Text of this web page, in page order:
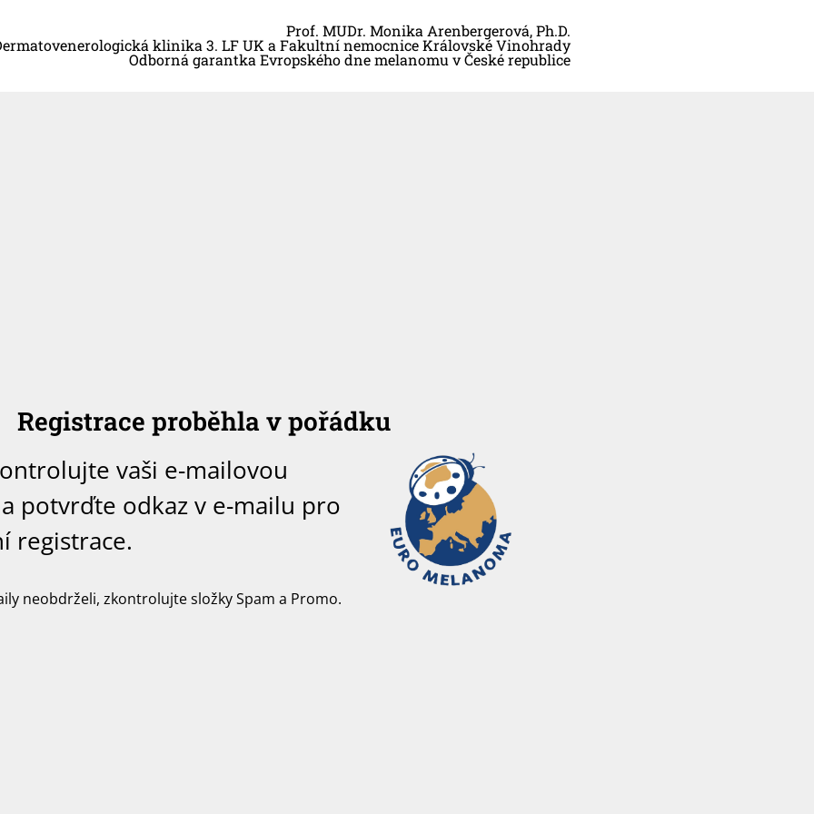
Prof. MUDr. Monika Arenbergerová, Ph.D.
klinika 3. LF UK a Fakultní nemocnice Královské Vinohrady
Odborná garantka Evropského dne melanomu v České republice
Registrace proběhla v pořádku
vaši e-mailovou
potvrďte odkaz v e-mailu pro
registrace.
neobdrželi, zkontrolujte složky Spam a Promo.